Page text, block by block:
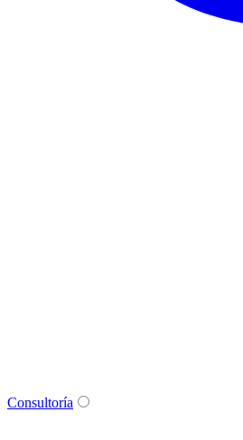
Consultoría